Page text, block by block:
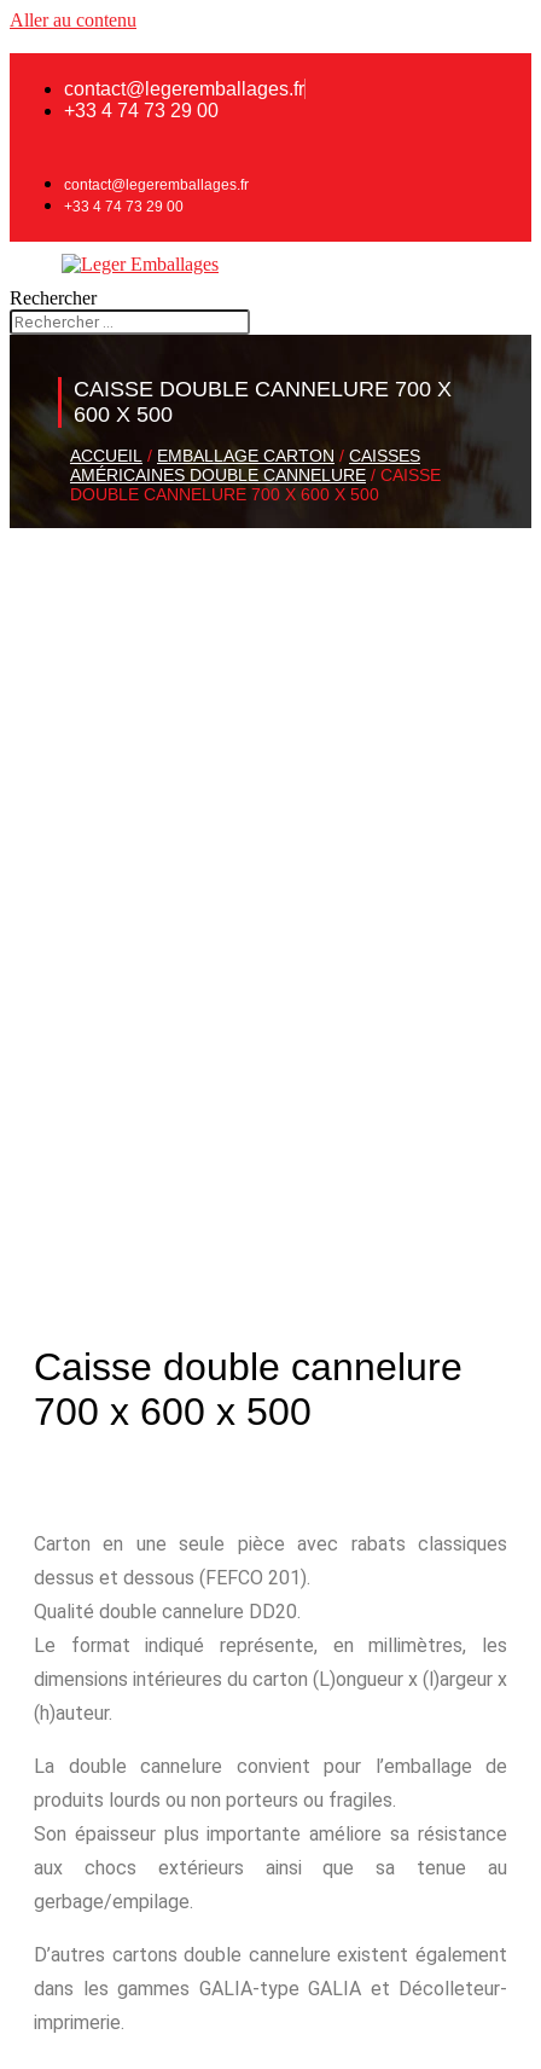
Aller au contenu
contact@legeremballages.fr
+33 4 74 73 29 00
contact@legeremballages.fr
+33 4 74 73 29 00
Rechercher
CAISSE DOUBLE CANNELURE 700 X
600 X 500
ACCUEIL / EMBALLAGE CARTON / CAISSES
AMÉRICAINES DOUBLE CANNELURE / CAISSE
DOUBLE CANNELURE 700 X 600 X 500
Caisse double cannelure
700 x 600 x 500
Carton en une seule pièce avec rabats classiques
dessus et dessous (FEFCO 201).
Qualité double cannelure DD20.
Le format indiqué représente, en millimètres, les
dimensions intérieures du carton (L)ongueur x (l)argeur x
(h)auteur.
La double cannelure convient pour l’emballage de
produits lourds ou non porteurs ou fragiles.
Son épaisseur plus importante améliore sa résistance
aux chocs extérieurs ainsi que sa tenue au
gerbage/empilage.
D’autres cartons double cannelure existent également
dans les gammes GALIA-type GALIA et Décolleteur-
imprimerie.